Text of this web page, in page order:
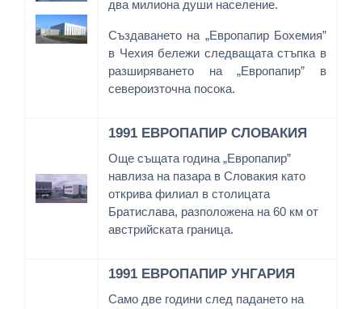
два милиона души население.
Създаването на „Европапир Бохемия”
в Чехия бележи следващата стъпка в
разширяването на „Европапир” в
североизточна посока.
1991 ЕВРОПАПИР СЛОВАКИЯ
Още същата година „Европапир”
навлиза на пазара в Словакия като
открива филиал в столицата
Братислава, разположена на 60 км от
австрийската граница.
1991 ЕВРОПАПИР УНГАРИЯ
Само две години след падането на